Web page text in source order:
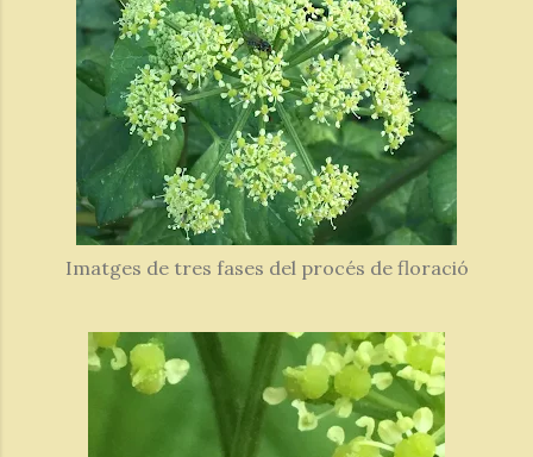
Imatges de tres fases del procés de floració